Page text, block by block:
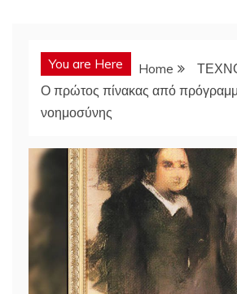
You are Here Home
Ο πρώτος πίνακας από
νοημοσύνης